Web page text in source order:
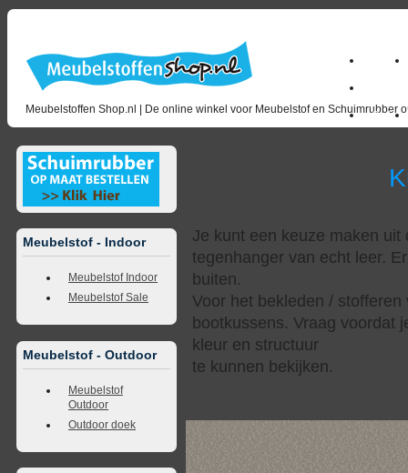
Meubelstoffen Shop.nl | De online winkel voor Meubelstof en Schuimrubber
Home
Outlet
Meubelstof - Indoor
Meubelstof Indoor
Meubelstof Sale
Meubelstof - Outdoor
Meubelstof
Outdoor
Outdoor doek
Je kunt een keuze maken
tegenhanger van echt leer.
buiten.
Voor het bekleden /
bootkussens. Vraag voordat
kleur en structuur
te kunnen bekijken.